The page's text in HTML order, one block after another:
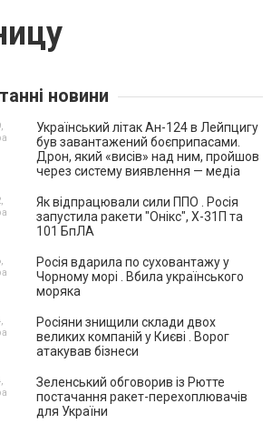
новини
Український літак Ан-124 в Лейпцигу
був завантажений боєприпасами.
Дрон, який «висів» над ним, пройшов
через систему виявлення — медіа
Як відпрацювали сили ППО . Росія
запустила ракети "Онікс", Х-31П та
101 БпЛА
Росія вдарила по суховантажу у
Чорному морі . Вбила українського
моряка
Росіяни знищили склади двох
великих компаній у Києві . Ворог
атакував бізнеси
Зеленський обговорив із Рютте
постачання ракет-перехоплювачів
для України